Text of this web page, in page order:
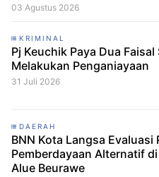
03 Agustus 2026
KRIMINAL
Pj Keuchik Paya Dua Faisal
Melakukan Penganiayaan
31 Juli 2026
DAERAH
BNN Kota Langsa Evaluasi
Pemberdayaan Alternatif
Alue Beurawe